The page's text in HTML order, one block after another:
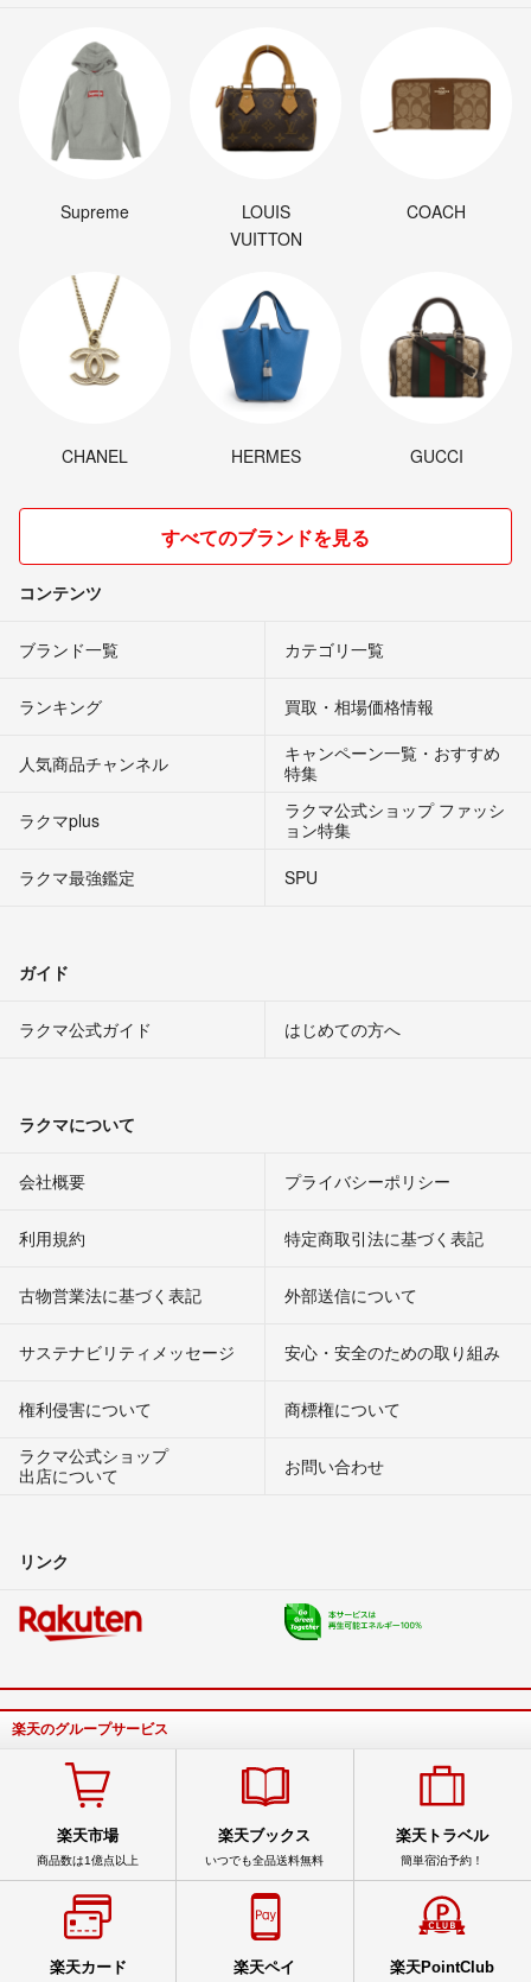
Supreme
LOUIS
VUITTON
COACH
CHANEL HERMES GUCCI
すべてのブランドを見る
コンテンツ
ブランド一覧 カテゴリ一覧
ランキング 買取・相場価格情報
人気商品チャンネル
キャンペーン一覧・おすすめ
特集
ラクマplus
ラクマ公式ショップ ファッシ
ョン特集
ラクマ最強鑑定
SPU
ガイド
ラクマ公式ガイド はじめての方へ
ラクマについて
会社概要 プライバシーポリシー
利用規約 特定商取引法に基づく表記
古物営業法に基づく表記 外部送信について
サステナビリティメッセージ 安心・安全のための取り組み
権利侵害について
商標権について
ラクマ公式ショップ
出店について
お問い合わせ
リンク
楽天のグループサービス
楽天市場
商品数は1億点以上
楽天ブックス
いつでも全品送料無料
楽天トラベル
簡単宿泊予約！
楽天カード 楽天ペイ 楽天PointClub